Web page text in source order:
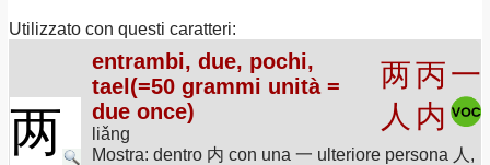
Utilizzato con questi caratteri:
两
entrambi, due, pochi,
tael(=50 grammi unità =
due once)
liǎng
两丙一
人 内
Mostra: dentro 内 con una 一 ulteriore persona 人,